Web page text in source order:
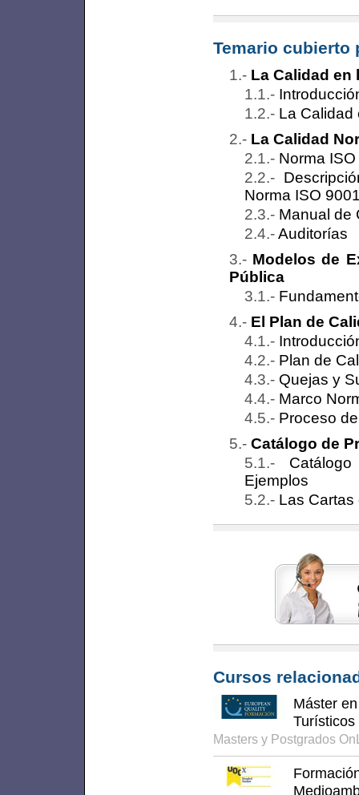
Temario cubierto
La Calidad en
La Calidad
La Calidad
Norma
Norma ISO
Manual de
Auditorías
Modelos de
Pública
El Plan de
Plan de
Quejas y
Marco
Proceso
Catálogo de
Ejemplos
Las
Cursos
Máster
Turísticos
Masters y Postgrados